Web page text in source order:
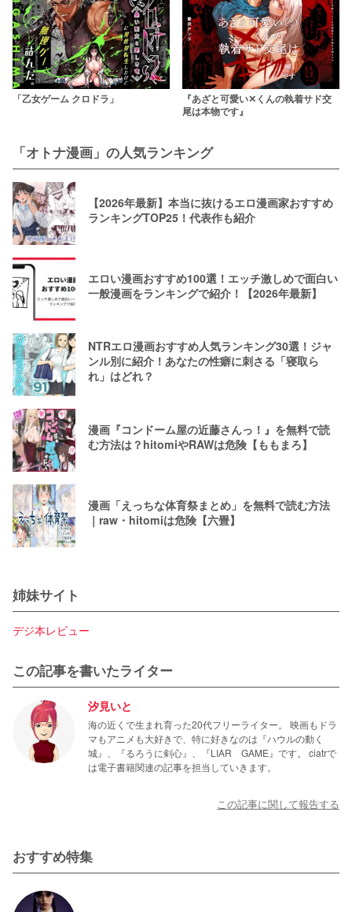
「乙女ゲーム クロドラ」
『あざと可愛い✕くんの執着サド交
尾は本物です』
「オトナ漫画」の人気ランキング
【2026年最新】本当に抜けるエロ漫画家おすすめ
ランキングTOP25！代表作も紹介
エロい漫画おすすめ100選！エッチ激しめで面白い
一般漫画をランキングで紹介！【2026年最新】
NTRエロ漫画おすすめ人気ランキング30選！ジャ
ンル別に紹介！あなたの性癖に刺さる「寝取ら
れ」はどれ？
漫画『コンドーム屋の近藤さんっ！』を無料で読
む方法は？hitomiやRAWは危険【ももまろ】
漫画「えっちな体育祭まとめ」を無料で読む方法
｜raw・hitomiは危険【六畳】
姉妹サイト
デジ本レビュー
この記事を書いたライター
汐見いと
海の近くで生まれ育った20代フリーライター。 映画もドラ
マもアニメも大好きで、特に好きなのは『ハウルの動く
城』、『るろうに剣心』、『LIAR GAME』です。 ciatrで
は電子書籍関連の記事を担当していきます。
この記事に関して報告する
おすすめ特集